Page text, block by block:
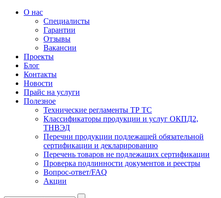
О нас
Специалисты
Гарантии
Отзывы
Вакансии
Проекты
Блог
Контакты
Новости
Прайс на услуги
Полезное
Технические регламенты ТР ТС
Классификаторы продукции и услуг ОКПД2,
ТНВЭД
Перечни продукции подлежащей обязательной
сертификации и декларированию
Перечень товаров не подлежащих сертификации
Проверка подлинности документов и реестры
Вопрос-ответ/FAQ
Акции